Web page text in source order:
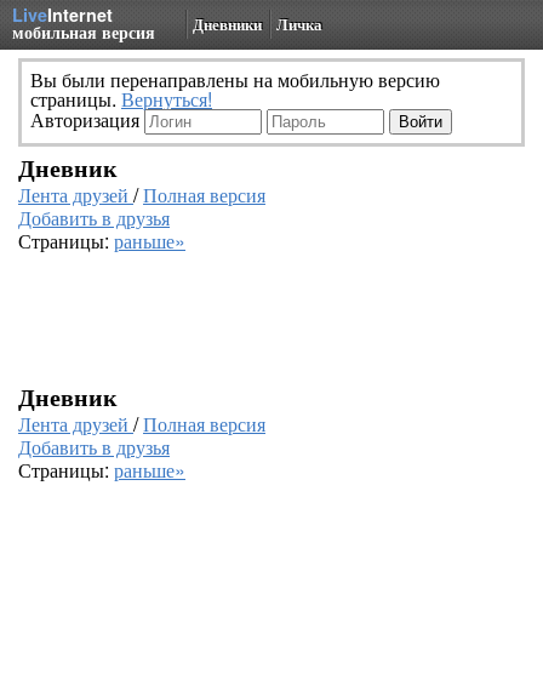
LiveInternet
мобильная версия Дневники Личка
Вы были перенаправлены на мобильную версию
страницы. Вернуться!
Авторизация
Дневник
Лента друзей /Полная версия
Добавить в друзья
Страницы: раньше»
Дневник
Лента друзей /Полная версия
Добавить в друзья
Страницы: раньше»